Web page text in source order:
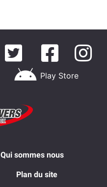
Play Store
Qui sommes nous
Plan du site